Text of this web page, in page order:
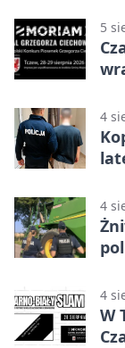
5
4
4
4
W